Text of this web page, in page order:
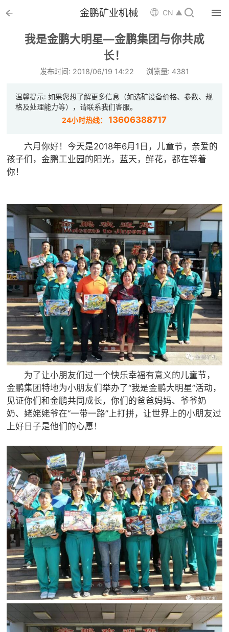
 金鹏矿业机械 CN ▲ 
我是金鹏大明星—金鹏集团与你共成
长！
发布时间: 2018/06/19 14:22 浏览量: 4381
温馨提示: 如果您想了解更多信息（如选矿设备价格、参数、规
格及处理能力等），请联系我们客服。
24小时热线：13606388717
六月你好！今天是2018年6月1日，儿童节，亲爱的
孩子们，金鹏工业园的阳光，蓝天，鲜花，都在等着
你！
为了让小朋友们过一个快乐幸福有意义的儿童节，
金鹏集团特地为小朋友们举办了“我是金鹏大明星”活动，
见证你们和金鹏共同成长，你们的爸爸妈妈、爷爷奶
奶、姥姥姥爷在“一带一路”上打拼，让世界上的小朋友过
上好日子是他们的心愿！
 首页

 解决方案
 案例中心
 新闻中心
 矿山设计院
 选矿实验室
 关于金鹏
发展历程
企业文化
专家团队
 联系我们